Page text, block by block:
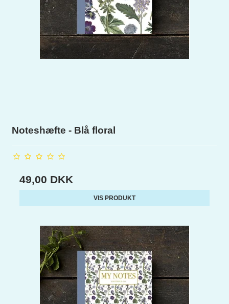
Noteshæfte - Blå floral
49,00 DKK
VIS PRODUKT